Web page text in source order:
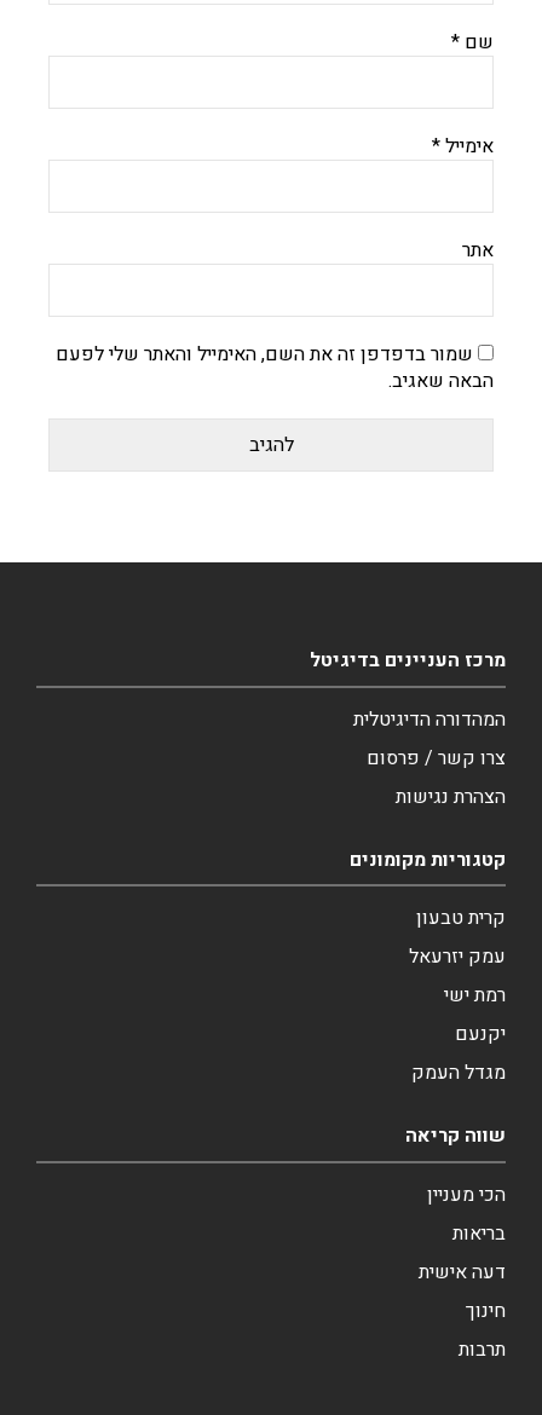
שם *
אימייל*
אתר
שמור בדפדפן זה את השם, האימייל והאתר שלי לפעם
הבאה שאגיב.
מרכז העניינים בדיגיטל
המהדורה הדיגיטלית
צרו קשר / פרסום
הצהרת נגישות
קטגוריות מקומונים
קרית טבעון
עמק יזרעאל
רמת ישי
יקנעם
מגדל העמק
שווה קריאה
הכי מעניין
בריאות
דעה אישית
חינוך
תרבות